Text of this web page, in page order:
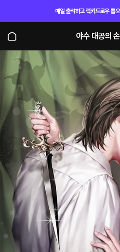
매일 출석하고 럭키드로우 뽑
야수 대공의